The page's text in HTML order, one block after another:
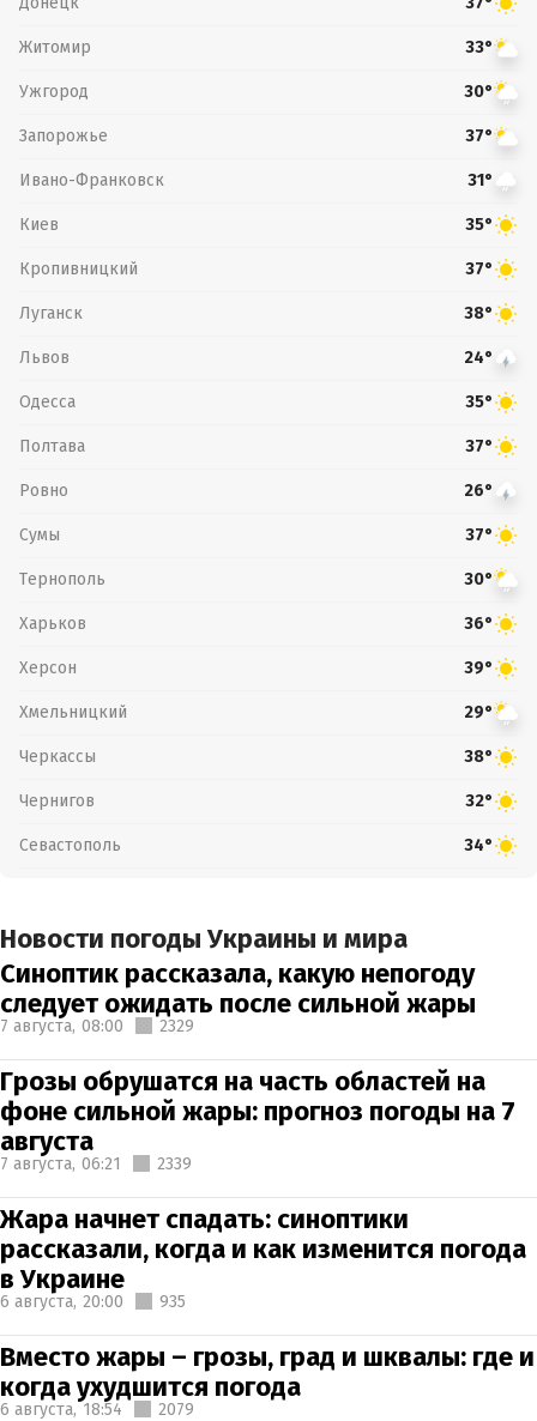
Житомир 33°
Ужгород 30°
Запорожье 37°
Ивано-Франковск 31°
Киев 35°
Кропивницкий 37°
Луганск 38°
Львов 24°
Одесса 35°
Полтава 37°
Ровно 26°
Сумы 37°
Тернополь 30°
Харьков 36°
Херсон 39°
Хмельницкий 29°
Черкассы 38°
Чернигов 32°
Севастополь 34°
Новости погоды Украины и мира
Синоптик рассказала, какую непогоду
следует ожидать после сильной жары
7 августа, 08:00 2329
Грозы обрушатся на часть областей на
фоне сильной жары: прогноз погоды на 7
августа
7 августа, 06:21 2339
Жара начнет спадать: синоптики
рассказали, когда и как изменится погода
в Украине
6 августа, 20:00 935
Вместо жары – грозы, град и шквалы: где и
когда ухудшится погода
6 августа, 18:54 2079